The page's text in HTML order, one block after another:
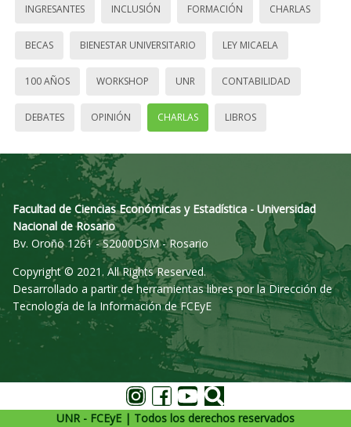
INGRESANTES INCLUSIÓN FORMACIÓN CHARLAS
BECAS BIENESTAR UNIVERSITARIO LEY MICAELA
100 AÑOS WORKSHOP UNR CONTABILIDAD
DEBATES OPINIÓN CHARLAS LIBROS
Facultad de Ciencias Económicas y Estadística - Universidad
Nacional de Rosario
Bv. Oroño 1261 - S2000DSM - Rosario
Copyright © 2021. All Rights Reserved.
Desarrollado a partir de herramientas libres por la Dirección de
Tecnología de la Información de FCEyE
UNR - FCEyE | Todos los derechos reservados